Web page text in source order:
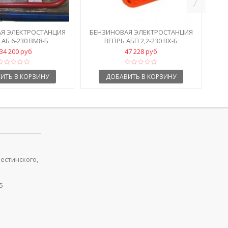
ЭЛЕКТРОСТАНЦИЯ
6-230 ВМ8-Б
200 руб
В КОРЗИНУ
БЕНЗИНОВАЯ ЭЛЕКТРОСТАНЦИЯ
ВЕПРЬ АБП 2,2-230 ВХ-Б
47 228 руб
ДОБАВИТЬ В КОРЗИНУ